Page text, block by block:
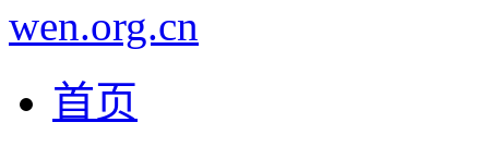
wen.org.cn
首页